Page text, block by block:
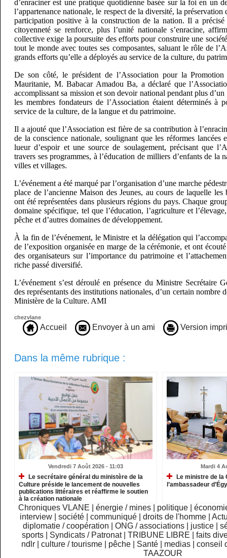
d’enraciner est une pratique quotidienne basée sur la foi en un
l’appartenance nationale, le respect de la diversité, la
participation positive à la construction de la nation. Il a
citoyenneté se renforce, plus l’unité nationale s’enracine,
collective exige la poursuite des efforts pour construire une
tout le monde avec toutes ses composantes, saluant le rôle de
grands efforts qu’elle a déployés au service de la culture, du
De son côté, le président de l’Association pour la
Mauritanie, M. Babacar Amadou Ba, a déclaré que
accomplissant sa mission et son devoir national pendant plus
les membres fondateurs de l’Association étaient déterminés à
service de la culture, de la langue et du patrimoine.
Il a ajouté que l’Association est fière de sa contribution à
de la conscience nationale, soulignant que les réformes lancées
lueur d’espoir et une source de soulagement, précisant que
travers ses programmes, à l’éducation de milliers d’enfants de la
villes et villages.
L’événement a été marqué par l’organisation d’une marche
place de l’ancienne Maison des Jeunes, au cours de laquelle les
ont été représentées dans plusieurs régions du pays. Chaque
domaine spécifique, tel que l’éducation, l’agriculture et
pêche et d’autres domaines de développement.
À la fin de l’événement, le Ministre et la délégation qui
de l’exposition organisée en marge de la cérémonie, et ont
des organisateurs sur l’importance du patrimoine et
riche passé diversifié.
L’événement s’est déroulé en présence du Ministre Secrétaire
des représentants des institutions nationales, d’un certain nombre
Ministère de la Culture. AMI
chezvlane
Accueil Envoyer à un ami Version
Dans la même rubrique :
Vendredi 7 Août 2026 - 11:03
Le secrétaire général du ministère de la
Culture préside le lancement de nouvelles
publications littéraires et réaffirme le soutien
à la création nationale
Mardi 4
Le ministre de la
l’ambassadeur
Chroniques VLANE énergie / mines politique
interview
|société |communiqué |droits de l'homme |
diplomatie / coopération
ONG / associations justice
sports
Syndicats / Patronat TRIBUNE LIBRE
faits
ndlr
|culture / tourisme pêche Santé medias |conseil
TAAZOUR